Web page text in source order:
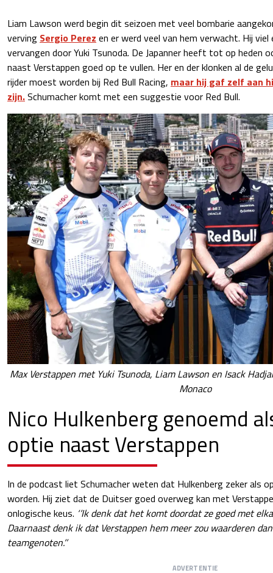
Liam Lawson werd begin dit seizoen met veel bombarie
verving Sergio Perez en er werd veel van hem verwacht. Hij
vervangen door Yuki Tsunoda. De Japanner heeft tot op heden
naast Verstappen goed op te vullen. Her en der klonken al de
rijder moest worden bij Red Bull Racing, maar hij gaf zelf aan
zijn.Schumacher komt met een suggestie voor Red Bull.
Max Verstappen met Yuki Tsunoda, Liam Lawson en Isack
Monaco
Nico Hulkenberg genoemd
optie naast Verstappen
In de podcast liet Schumacher weten dat Hulkenberg zeker als
worden. Hij ziet dat de Duitser goed overweg kan met
onlogische keus. ‘’Ik denk dat het komt doordat ze goed met
Daarnaast denk ik dat Verstappen hem meer zou waarderen
teamgenoten.’’
ADVERTENTIE